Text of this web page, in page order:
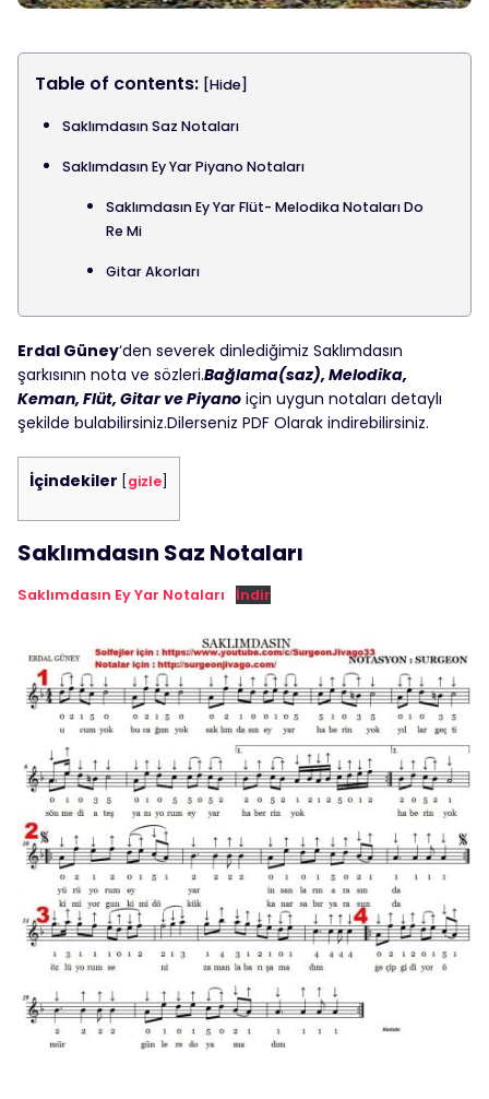
Table of contents: [Hide]
Saklımdasın Saz Notaları
Saklımdasın Ey Yar Piyano Notaları
Saklımdasın Ey Yar Flüt- Melodika Notaları Do
Re Mi
Gitar Akorları
Erdal Güney‘den severek dinlediğimiz Saklımdasın
şarkısının nota ve sözleri.Bağlama(saz), Melodika,
Keman, Flüt, Gitar ve Piyano için uygun notaları detaylı
şekilde bulabilirsiniz.Dilerseniz PDF Olarak indirebilirsiniz.
İçindekiler gizle
Saklımdasın Saz Notaları
Saklımdasın Ey Yar Notaları İndir